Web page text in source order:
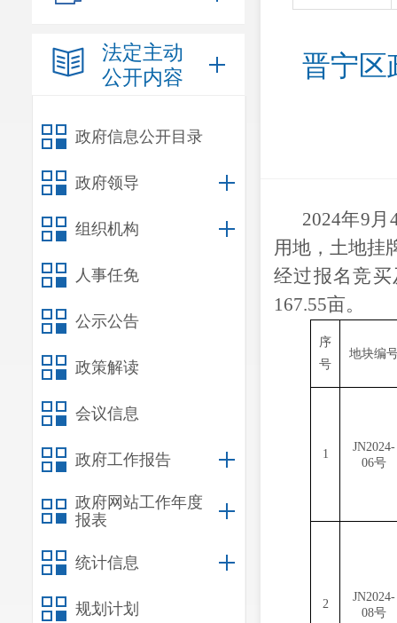
法定主动
公开内容
政府信息公开目录
政府领导
组织机构
人事任免
公示公告
政策解读
会议信息
政府工作报告
政府网站工作年度
报表
统计信息
规划计划
晋宁区
2024年9
用地，土地挂
经过报名竞买
167.55亩。
序
号
地块编
1
JN2024-
06号
2
JN2024-
08号